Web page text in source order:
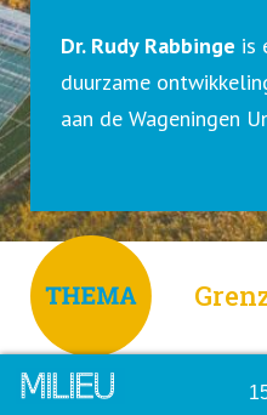
Terug naar overzicht
Dr. Rudy Rabbinge is
duurzame
aan de Wageningen